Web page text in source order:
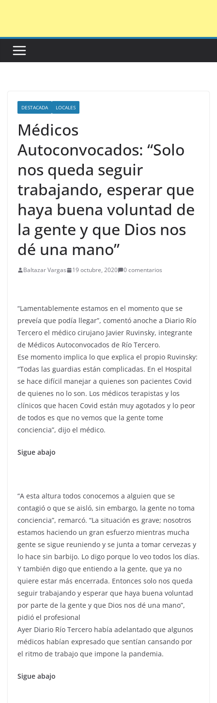
DESTACADA LOCALES
Médicos
Autoconvocados: “Solo
nos queda seguir
trabajando, esperar que
haya buena voluntad de
la gente y que Dios nos
dé una mano”
Baltazar Vargas 19 octubre, 2020 0 comentarios
“Lamentablemente estamos en el momento que se
preveía que podía llegar”, comentó anoche a Diario Río
Tercero el médico cirujano Javier Ruvinsky, integrante
de Médicos Autoconvocados de Río Tercero.
Ese momento implica lo que explica el propio Ruvinsky:
“Todas las guardias están complicadas. En el Hospital
se hace difícil manejar a quienes son pacientes Covid
de quienes no lo son. Los médicos terapistas y los
clínicos que hacen Covid están muy agotados y lo peor
de todos es que no vemos que la gente tome
conciencia”, dijo el médico.
Sigue abajo
“A esta altura todos conocemos a alguien que se
contagió o que se aisló, sin embargo, la gente no toma
conciencia”, remarcó. “La situación es grave; nosotros
estamos haciendo un gran esfuerzo mientras mucha
gente se sigue reuniendo y se junta a tomar cervezas y
lo hace sin barbijo. Lo digo porque lo veo todos los días.
Y también digo que entiendo a la gente, que ya no
quiere estar más encerrada. Entonces solo nos queda
seguir trabajando y esperar que haya buena voluntad
por parte de la gente y que Dios nos dé una mano”,
pidió el profesional
Ayer Diario Río Tercero había adelantado que algunos
médicos habían expresado que sentían cansando por
el ritmo de trabajo que impone la pandemia.
Sigue abajo